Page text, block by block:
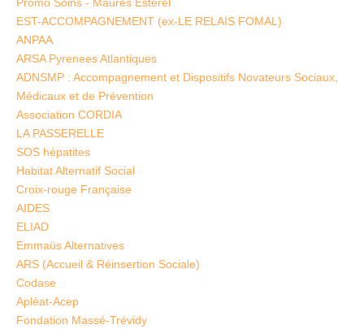
EST-ACCOMPAGNEMENT (ex-LE RELAIS FOMAL)
ANPAA
ARSA Pyrenees Atlantiques
ADNSMP : Accompagnement et Dispositifs Novateurs Sociaux,
Médicaux et de Prévention
Association CORDIA
LA PASSERELLE
SOS hépatites
Habitat Alternatif Social
Croix-rouge Française
AIDES
ELIAD
Emmaüs Alternatives
ARS (Accueil & Réinsertion Sociale)
Codase
Apléat-Acep
Fondation Massé-Trévidy